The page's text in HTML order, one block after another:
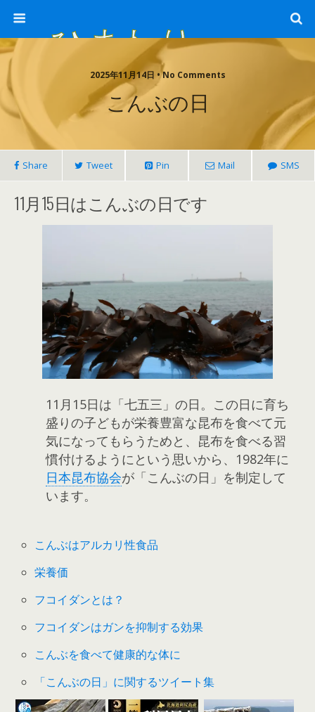
ひまわり畑 sunflower-field
2025年11月14日 • No Comments
こんぶの日
Share Tweet Pin Mail SMS
11月15日はこんぶの日です
11月15日は「七五三」の日。この日に育ち
盛りの子どもが栄養豊富な昆布を食べて元
気になってもらうためと、昆布を食べる習
慣付けるようにという思いから、1982年に
日本昆布協会が「こんぶの日」を制定して
います。
こんぶはアルカリ性食品
栄養価
フコイダンとは？
フコイダンはガンを抑制する効果
こんぶを食べて健康的な体に
「こんぶの日」に関するツイート集